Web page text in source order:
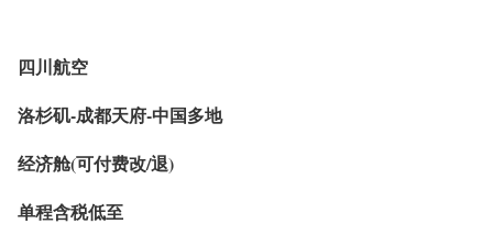
四川航空
洛杉矶-成都天府-中国多地
经济舱(可付费改/退)
单程含税低至